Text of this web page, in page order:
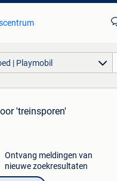
| Playmobil
'treinsporen'
Ontvang meldingen van
nieuwe zoekresultaten